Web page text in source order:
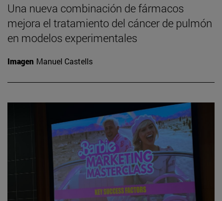
Una nueva combinación de fármacos
mejora el tratamiento del cáncer de pulmón
en modelos experimentales
Imagen Manuel Castells